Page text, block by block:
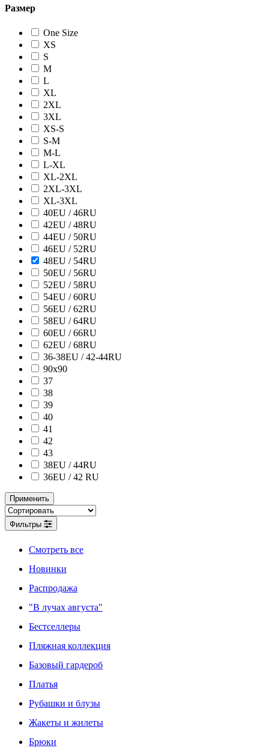
Размер
One Size
XS
S
M
L
XL
2XL
3XL
XS-S
S-M
M-L
L-XL
XL-2XL
2XL-3XL
XL-3XL
40EU / 46RU
42EU / 48RU
44EU / 50RU
46EU / 52RU
48EU / 54RU
50EU / 56RU
52EU / 58RU
54EU / 60RU
56EU / 62RU
58EU / 64RU
60EU / 66RU
62EU / 68RU
36-38EU / 42-44RU
90х90
37
38
39
40
41
42
43
38ЕU / 44RU
36EU / 42 RU
Применить
Фильтры
Смотреть все
Новинки
Распродажа
"В лучах августа"
Бестселлеры
Пляжная коллекция
Базовый гардероб
Платья
Рубашки и блузы
Жакеты и жилеты
Брюки